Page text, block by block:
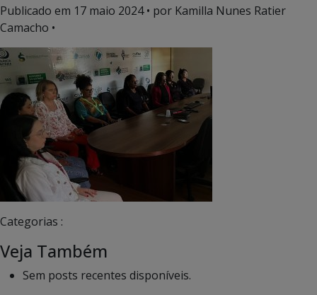
Publicado em 17 maio 2024• por Kamilla Nunes Ratier
Camacho •
Categorias :
Veja Também
Sem posts recentes disponíveis.